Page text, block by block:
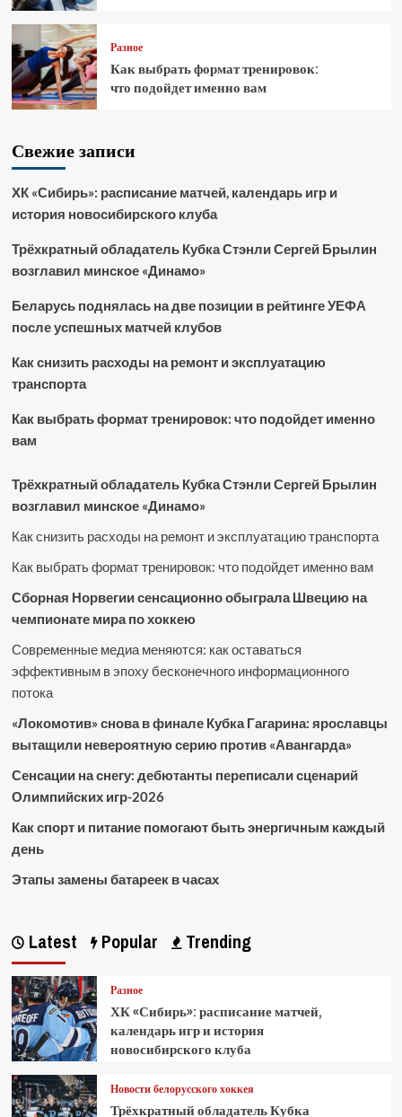
Разное
Как выбрать формат тренировок:
что подойдет именно вам
Свежие записи
ХК «Сибирь»: расписание матчей, календарь игр и
история новосибирского клуба
Трёхкратный обладатель Кубка Стэнли Сергей Брылин
возглавил минское «Динамо»
Беларусь поднялась на две позиции в рейтинге УЕФА
после успешных матчей клубов
Как снизить расходы на ремонт и эксплуатацию
транспорта
Как выбрать формат тренировок: что подойдет именно
вам
Трёхкратный обладатель Кубка Стэнли Сергей Брылин
возглавил минское «Динамо»
Как снизить расходы на ремонт и эксплуатацию транспорта
Как выбрать формат тренировок: что подойдет именно вам
Сборная Норвегии сенсационно обыграла Швецию на
чемпионате мира по хоккею
Современные медиа меняются: как оставаться
эффективным в эпоху бесконечного информационного
потока
«Локомотив» снова в финале Кубка Гагарина: ярославцы
вытащили невероятную серию против «Авангарда»
Сенсации на снегу: дебютанты переписали сценарий
Олимпийских игр-2026
Как спорт и питание помогают быть энергичным каждый
день
Этапы замены батареек в часах
Latest Popular Trending
Разное
ХК «Сибирь»: расписание матчей,
календарь игр и история
новосибирского клуба
Новости белорусского хоккея
Трёхкратный обладатель Кубка